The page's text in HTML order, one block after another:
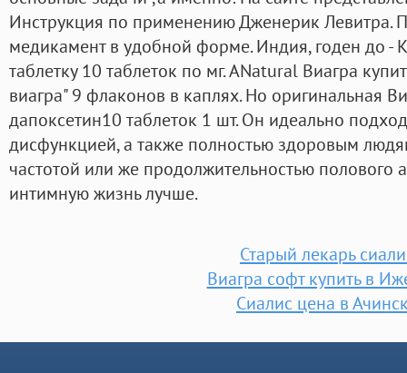
Инструкция по применению Дженерик Левитра.
медикамент в удобной форме. Индия, годен до -
таблетку 10 таблеток по мг. ANatural Виагра
виагра" 9 флаконов в каплях. Но оригинальная
дапоксетин10 таблеток 1 шт. Он идеально
дисфункцией, а также полностью здоровым
частотой или же продолжительностью полового
интимную жизнь лучше.
Старый лекарь
Виагра софт купить в
Сиалис цена в